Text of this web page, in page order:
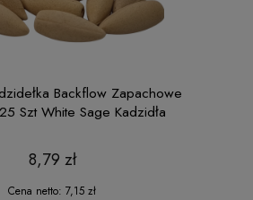
Backflow Zapachowe
Szt White Sage Kadzidła
8,79 zł
Cena netto: 7,15 zł